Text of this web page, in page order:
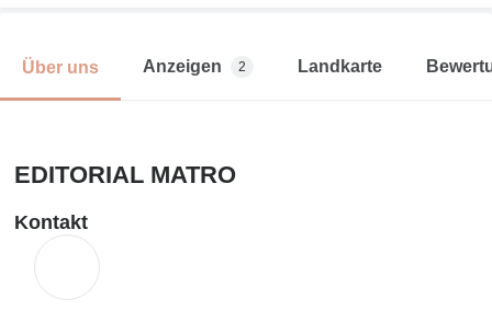
Über uns Anzeigen 2 Landkarte
EDITORIAL MATRO
Kontakt